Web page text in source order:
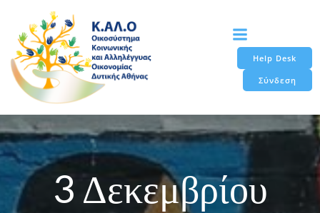
Help Desk
Σύνδεση
3 Δεκεμβρίου